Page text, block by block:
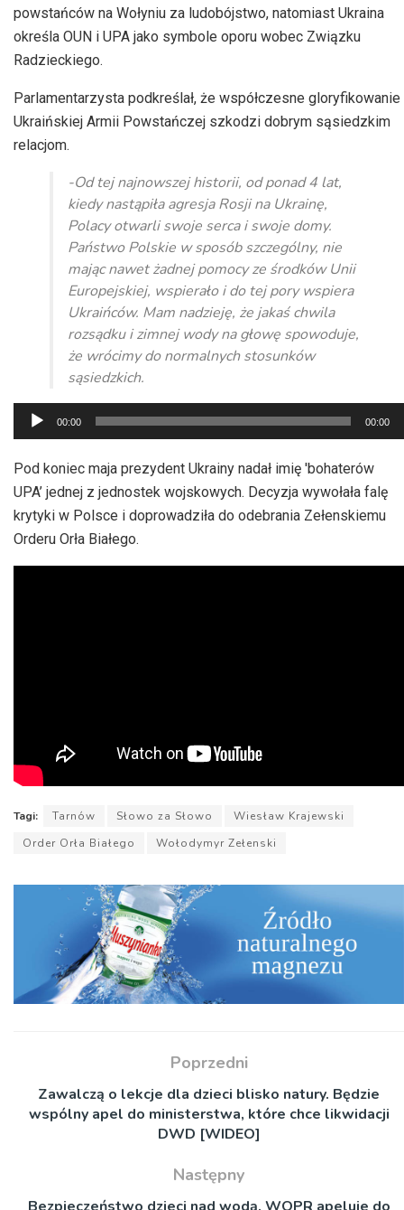
powstańców na Wołyniu za ludobójstwo, natomiast Ukraina
określa OUN i UPA jako symbole oporu wobec Związku
Radzieckiego.
Parlamentarzysta podkreślał, że współczesne gloryfikowanie
Ukraińskiej Armii Powstańczej szkodzi dobrym sąsiedzkim
relacjom.
-Od tej najnowszej historii, od ponad 4 lat,
kiedy nastąpiła agresja Rosji na Ukrainę,
Polacy otwarli swoje serca i swoje domy.
Państwo Polskie w sposób szczególny, nie
mając nawet żadnej pomocy ze środków Unii
Europejskiej, wspierało i do tej pory wspiera
Ukraińców. Mam nadzieję, że jakaś chwila
rozsądku i zimnej wody na głowę spowoduje,
że wrócimy do normalnych stosunków
sąsiedzkich.
Odtwarzacz
plików
dźwiękowych
00:00 00:00
Pod koniec maja prezydent Ukrainy nadał imię 'bohaterów
UPA’ jednej z jednostek wojskowych. Decyzja wywołała falę
krytyki w Polsce i doprowadziła do odebrania Zełenskiemu
Orderu Orła Białego.
Tagi: Tarnów Słowo za Słowo
Wiesław Krajewski
Order Orła Białego
Wołodymyr Zełenski
Poprzedni
Zawalczą o lekcje dla dzieci blisko natury. Będzie
wspólny apel do ministerstwa, które chce likwidacji
DWD [WIDEO]
Następny